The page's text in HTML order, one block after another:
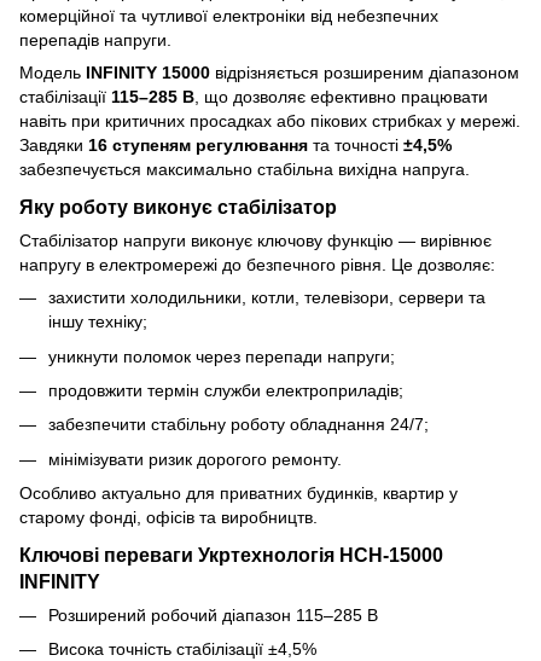
комерційної та чутливої електроніки від небезпечних
перепадів напруги.
Модель INFINITY 15000 відрізняється розширеним діапазоном
стабілізації 115–285 В, що дозволяє ефективно працювати
навіть при критичних просадках або пікових стрибках у мережі.
Завдяки 16 ступеням регулювання та точності ±4,5%
забезпечується максимально стабільна вихідна напруга.
Яку роботу виконує стабілізатор
Стабілізатор напруги виконує ключову функцію — вирівнює
напругу в електромережі до безпечного рівня. Це дозволяє:
захистити холодильники, котли, телевізори, сервери та
іншу техніку;
уникнути поломок через перепади напруги;
продовжити термін служби електроприладів;
забезпечити стабільну роботу обладнання 24/7;
мінімізувати ризик дорогого ремонту.
Особливо актуально для приватних будинків, квартир у
старому фонді, офісів та виробництв.
Ключові переваги Укртехнологія НСН-15000
INFINITY
Розширений робочий діапазон 115–285 В
Висока точність стабілізації ±4,5%